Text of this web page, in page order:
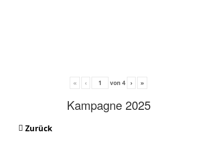
« ‹ von 4 › »
Kampagne 2025
Zurück